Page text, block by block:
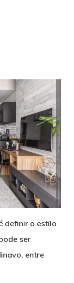
definir o estilo
ser
entre